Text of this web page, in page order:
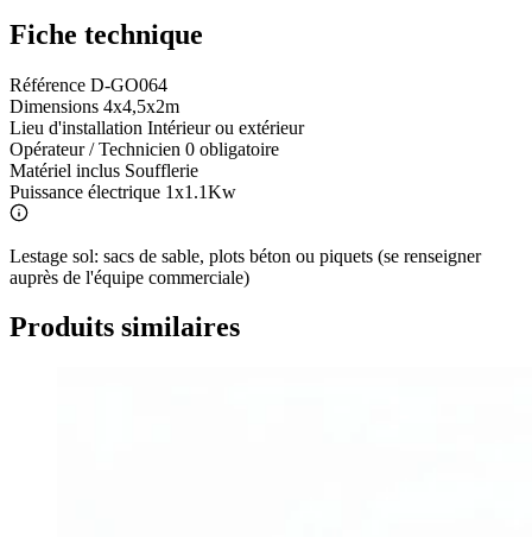
Fiche technique
Référence D-GO064
Dimensions 4x4,5x2m
Lieu d'installation Intérieur ou extérieur
Opérateur / Technicien 0 obligatoire
Matériel inclus Soufflerie
Puissance électrique 1x1.1Kw
Lestage sol: sacs de sable, plots béton ou piquets (se renseigner
auprès de l'équipe commerciale)
Produits similaires